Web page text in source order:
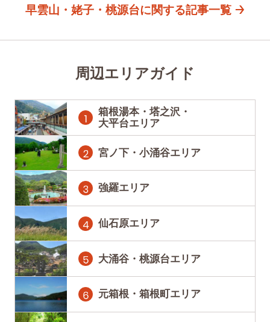
早雲山・姥子・桃源台に関する記事一覧
周辺エリアガイド
箱根湯本・塔之沢・
大平台エリア
宮ノ下・小涌谷エリア
強羅エリア
仙石原エリア
大涌谷・桃源台エリア
元箱根・箱根町エリア